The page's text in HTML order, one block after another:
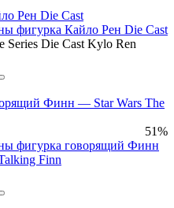
фигурка Кайло Рен Die Cast
Series Die Cast Kylo Ren
51%
фигурка говорящий Финн
Finn